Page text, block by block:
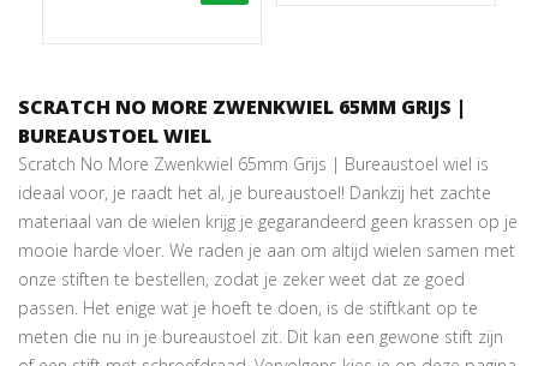
SCRATCH NO MORE ZWENKWIEL 65MM GRIJS |
BUREAUSTOEL WIEL
Scratch No More Zwenkwiel 65mm Grijs | Bureaustoel wiel is
ideaal voor, je raadt het al, je bureaustoel! Dankzij het zachte
materiaal van de wielen krijg je gegarandeerd geen krassen op je
mooie harde vloer. We raden je aan om altijd wielen samen met
onze stiften te bestellen, zodat je zeker weet dat ze goed
passen. Het enige wat je hoeft te doen, is de stiftkant op te
meten die nu in je bureaustoel zit. Dit kan een gewone stift zijn